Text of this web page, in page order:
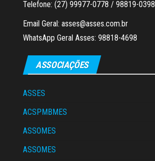
Telefone: (27) 99977-0778 / 98819-0398
Email Geral: asses@asses.com.br
WhatsApp Geral Asses: 98818-4698
ASSOCIAÇÕES
ASSES
ACSPMBMES
ASSOMES
ASSOMES